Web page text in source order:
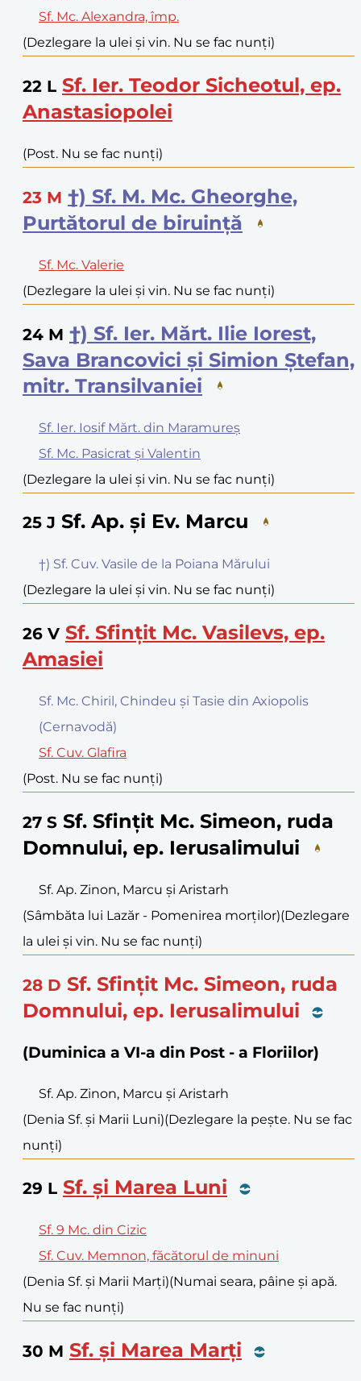
Sf. Mc. Alexandra, împ.
(Dezlegare la ulei și vin. Nu se fac nunți)
22 L Sf. Ier. Teodor Sicheotul, ep.
Anastasiopolei
(Post. Nu se fac nunți)
23 M †) Sf. M. Mc. Gheorghe,
Purtătorul de biruință
Sf. Mc. Valerie
(Dezlegare la ulei și vin. Nu se fac nunți)
24 M †) Sf. Ier. Mărt. Ilie Iorest,
Sava Brancovici și Simion Ștefan,
mitr. Transilvaniei
Sf. Ier. Iosif Mărt. din Maramureș
Sf. Mc. Pasicrat și Valentin
(Dezlegare la ulei și vin. Nu se fac nunți)
25 J Sf. Ap. și Ev. Marcu
†) Sf. Cuv. Vasile de la Poiana Mărului
(Dezlegare la ulei și vin. Nu se fac nunți)
26 V Sf. Sfințit Mc. Vasilevs, ep.
Amasiei
Sf. Mc. Chiril, Chindeu și Tasie din Axiopolis
(Cernavodă)
Sf. Cuv. Glafira
(Post. Nu se fac nunți)
27 S Sf. Sfințit Mc. Simeon, ruda
Domnului, ep. Ierusalimului
Sf. Ap. Zinon, Marcu și Aristarh
(Sâmbăta lui Lazăr - Pomenirea morților)(Dezlegare
la ulei și vin. Nu se fac nunți)
28 D Sf. Sfințit Mc. Simeon, ruda
Domnului, ep. Ierusalimului
(Duminica a VI-a din Post - a Floriilor)
Sf. Ap. Zinon, Marcu și Aristarh
(Denia Sf. și Marii Luni)(Dezlegare la pește. Nu se fac
nunți)
29 L Sf. și Marea Luni
Sf. 9 Mc. din Cizic
Sf. Cuv. Memnon, făcătorul de minuni
(Denia Sf. și Marii Marți)(Numai seara, pâine și apă.
Nu se fac nunți)
30 M Sf. și Marea Marți